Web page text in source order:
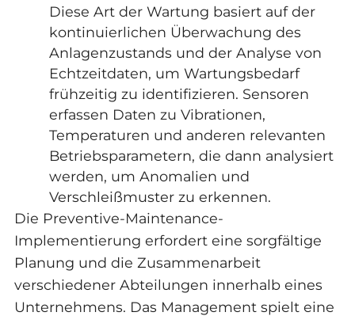
Diese Art der Wartung basiert auf der
kontinuierlichen Überwachung des
Anlagenzustands und der Analyse von
Echtzeitdaten, um Wartungsbedarf
frühzeitig zu identifizieren. Sensoren
erfassen Daten zu Vibrationen,
Temperaturen und anderen relevanten
Betriebsparametern, die dann analysiert
werden, um Anomalien und
Verschleißmuster zu erkennen.
Die Preventive-Maintenance-
Implementierung erfordert eine sorgfältige
Planung und die Zusammenarbeit
verschiedener Abteilungen innerhalb eines
Unternehmens. Das Management spielt eine